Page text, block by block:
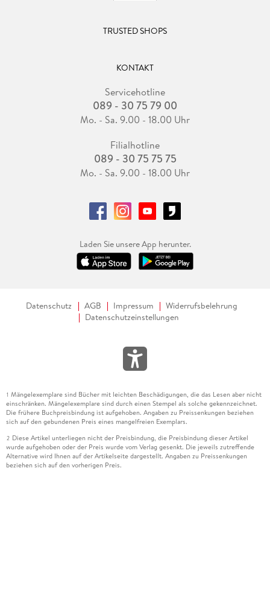
TRUSTED SHOPS
KONTAKT
Servicehotline
089 - 30 75 79 00
Mo. - Sa. 9.00 - 18.00 Uhr
Filialhotline
089 - 30 75 75 75
Mo. - Sa. 9.00 - 18.00 Uhr
Laden Sie unsere App herunter.
Datenschutz AGB Impressum
Widerrufsbelehrung
Datenschutzeinstellungen
1 Mängelexemplare sind Bücher mit leichten Beschädigungen, die das Lesen aber nicht
einschränken. Mängelexemplare sind durch einen Stempel als solche gekennzeichnet.
Die frühere Buchpreisbindung ist aufgehoben. Angaben zu Preissenkungen beziehen
sich auf den gebundenen Preis eines mangelfreien Exemplars.
2 Diese Artikel unterliegen nicht der Preisbindung, die Preisbindung dieser Artikel
wurde aufgehoben oder der Preis wurde vom Verlag gesenkt. Die jeweils zutreffende
Alternative wird Ihnen auf der Artikelseite dargestellt. Angaben zu Preissenkungen
beziehen sich auf den vorherigen Preis.